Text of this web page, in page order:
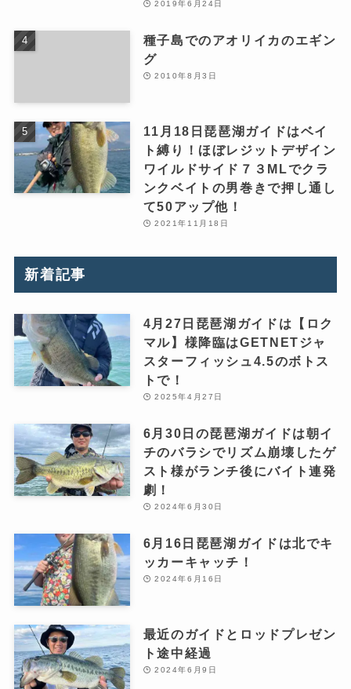
2019年6月24日
種子島でのアオリイカのエギン
グ
2010年8月3日
11月18日琵琶湖ガイドはベイ
ト縛り！ほぼレジットデザイン
ワイルドサイド７３MLでクラ
ンクベイトの男巻きで押し通し
て50アップ他！
2021年11月18日
新着記事
4月27日琵琶湖ガイドは【ロク
マル】様降臨はGETNETジャ
スターフィッシュ4.5のボトス
トで！
2025年4月27日
6月30日の琵琶湖ガイドは朝イ
チのバラシでリズム崩壊したゲ
スト様がランチ後にバイト連発
劇！
2024年6月30日
6月16日琵琶湖ガイドは北でキ
ッカーキャッチ！
2024年6月16日
最近のガイドとロッドプレゼン
ト途中経過
2024年6月9日